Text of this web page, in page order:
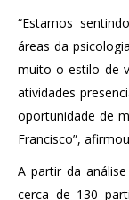
“Estamos
áreas da
muito o estilo de
atividades
oportunidade de
Francisco”,
A partir da
cerca de 130